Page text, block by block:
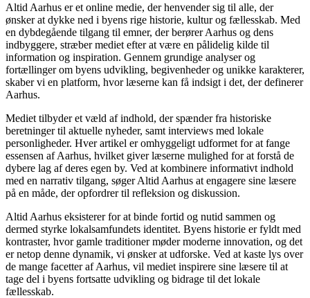
Altid Aarhus er et online medie, der henvender sig til alle, der
ønsker at dykke ned i byens rige historie, kultur og fællesskab. Med
en dybdegående tilgang til emner, der berører Aarhus og dens
indbyggere, stræber mediet efter at være en pålidelig kilde til
information og inspiration. Gennem grundige analyser og
fortællinger om byens udvikling, begivenheder og unikke karakterer,
skaber vi en platform, hvor læserne kan få indsigt i det, der definerer
Aarhus.
Mediet tilbyder et væld af indhold, der spænder fra historiske
beretninger til aktuelle nyheder, samt interviews med lokale
personligheder. Hver artikel er omhyggeligt udformet for at fange
essensen af Aarhus, hvilket giver læserne mulighed for at forstå de
dybere lag af deres egen by. Ved at kombinere informativt indhold
med en narrativ tilgang, søger Altid Aarhus at engagere sine læsere
på en måde, der opfordrer til refleksion og diskussion.
Altid Aarhus eksisterer for at binde fortid og nutid sammen og
dermed styrke lokalsamfundets identitet. Byens historie er fyldt med
kontraster, hvor gamle traditioner møder moderne innovation, og det
er netop denne dynamik, vi ønsker at udforske. Ved at kaste lys over
de mange facetter af Aarhus, vil mediet inspirere sine læsere til at
tage del i byens fortsatte udvikling og bidrage til det lokale
fællesskab.